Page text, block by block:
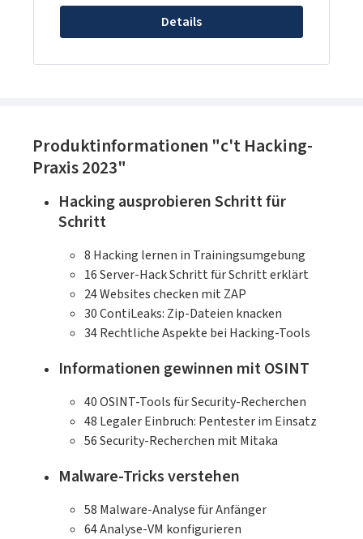
Know-how, um Ihre Infrastrukturen vor
Angriffen zu schützen – Praxisbeispiele und
Absicherung des Active Directory bis zum
dem Inhalt: Kali LinuxHacking-Tools
(nmap, hydra, mimikatz, Metasploit,
Pen-Tests auf Client und ServerIT-Forensik:
Spuren sichern und analysierenWLAN,
DevicesBasisabsicherung: Linux und
Windows, Active Directory und
SambaCloud-Sicherheit: Microsoft 365, AWS,
NextCloudHacking und Security von
SmartphonesIntrusion Detection mit
SnortWeb-Anwendungen absichern und
angreifenExploits: Buffer Overflows,
Fuzzing, Heap Spraying und mehr; Inkl.
Spectre & MeltdownIoT-Security: Angriffe
und sichere EntwicklungLeseprobe (PDF-
Details
Produktinformationen "c't Hacking-
Praxis 2023"
Hacking ausprobieren Schritt für
Schritt
8 Hacking lernen in Trainingsumgebung
16Server-Hack Schritt für Schritt erklärt
24Websites checken mit ZAP
30ContiLeaks: Zip-Dateien knacken
34Rechtliche Aspekte bei Hacking-Tools
Informationen gewinnen mit OSINT
40OSINT-Tools für Security-Recherchen
48 Legaler Einbruch: Pentester im Einsatz
56Security-Recherchen mit Mitaka
Malware-Tricks verstehen
58 Malware-Analyse für Anfänger
64Analyse-VM konfigurieren